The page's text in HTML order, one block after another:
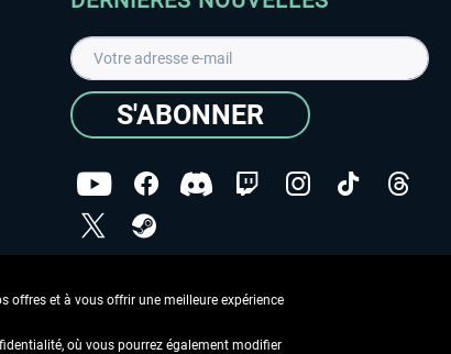
S'ABONNER
Copyright © Aerosoft GmbH - Tous droits réservés
offres et à vous offrir une meilleure expérience
où vous pourrez également modifier